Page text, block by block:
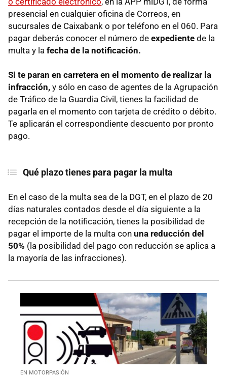
presencial en cualquier oficina de Correos, en
sucursales de Caixabank o por teléfono en el 060. Para
pagar deberás conocer el número de expediente de la
multa y la fecha de la notificación.
Si te paran en carretera en el momento de realizar la
infracción, y sólo en caso de agentes de la Agrupación
de Tráfico de la Guardia Civil, tienes la facilidad de
pagarla en el momento con tarjeta de crédito o débito.
Te aplicarán el correspondiente descuento por pronto
pago.
Qué plazo tienes para pagar la multa
En el caso de la multa sea de la DGT, en el plazo de 20
días naturales contados desde el día siguiente a la
recepción de la notificación, tienes la posibilidad de
pagar el importe de la multa con una reducción del
50% (la posibilidad del pago con reducción se aplica a
la mayoría de las infracciones).
EN MOTORPASIÓN